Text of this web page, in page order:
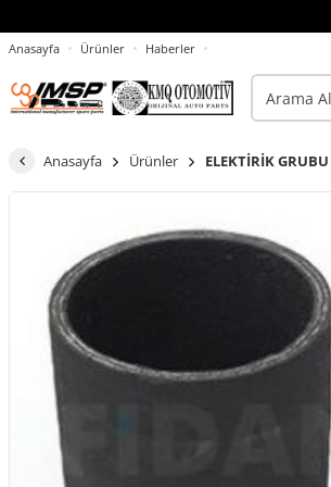
Anasayfa Ürünler Haberler
Anasayfa Ürünler ELEKTİRİK GRUBU